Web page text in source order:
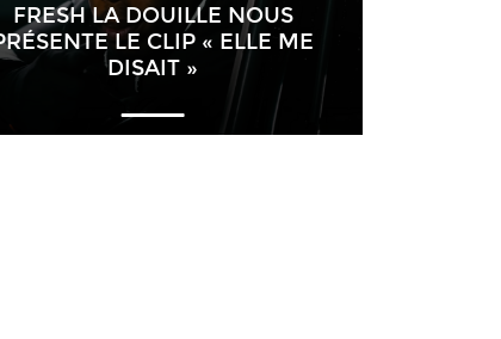
FRESH LA DOUILLE NOUS
LE CLIP « ELLE ME
DISAIT »